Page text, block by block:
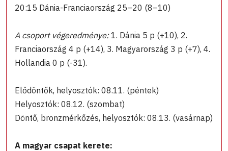
20:15 Dánia-Franciaország 25–20 (8–10)
A csoport végeredménye:1. Dánia 5 p (+10), 2.
Franciaország 4 p (+14), 3. Magyarország 3 p (+7), 4.
Hollandia 0 p (-31).
Elődöntők, helyosztók: 08.11. (péntek)
Helyosztók: 08.12. (szombat)
Döntő, bronzmérkőzés, helyosztók: 08.13. (vasárnap)
A magyar csapat kerete: